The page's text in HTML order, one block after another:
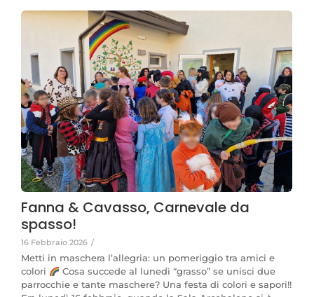
Fanna & Cavasso, Carnevale da
spasso!
16 Febbraio 2026 /
Metti in maschera l’allegria: un pomeriggio tra amici e
colori
Cosa succede al lunedì “grasso” se unisci due
parrocchie e tante maschere? Una festa di colori e sapori!!